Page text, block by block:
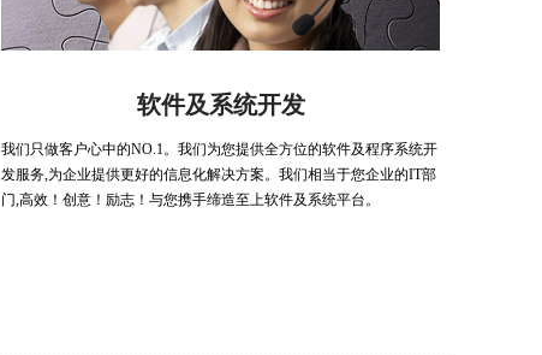
软件及系统开发
我们只做客户心中的NO.1。我们为您提供全方位的软件及程序系统开
发服务,为企业提供更好的信息化解决方案。我们相当于您企业的IT部
门,高效！创意！励志！与您携手缔造至上软件及系统平台。